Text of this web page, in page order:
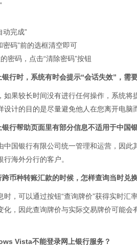
动完成”
密码”前的选框清空即可
密码，点击“清除密码”按钮
行时，系统有时会提示“会话失效”，需
如果较长时间没有进行任何操作，系统将
设计的目的是尽量避免他人在您离开电
行帮助页面里有部分信息不适用于中国
中国银行有限公司统一管理和运营，因
海外分行的客户。
币种转账汇款的时候，怎样查询当时兑
时，可以通过按钮“查询牌价”获得实时汇
化，因此查询牌价与实际交易牌价可能
Vista不能登录网上银行服务？